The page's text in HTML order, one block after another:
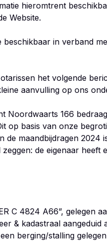
hieromtrent
Website.
beschikbaar in verband
het volgende
aanvulling op ons
Noordwaarts 166
op basis van onze
maandbijdragen 2024
de eigenaar heeft
C 4824 A66”, gelegen
& kadastraal aangeduid
berging/stalling